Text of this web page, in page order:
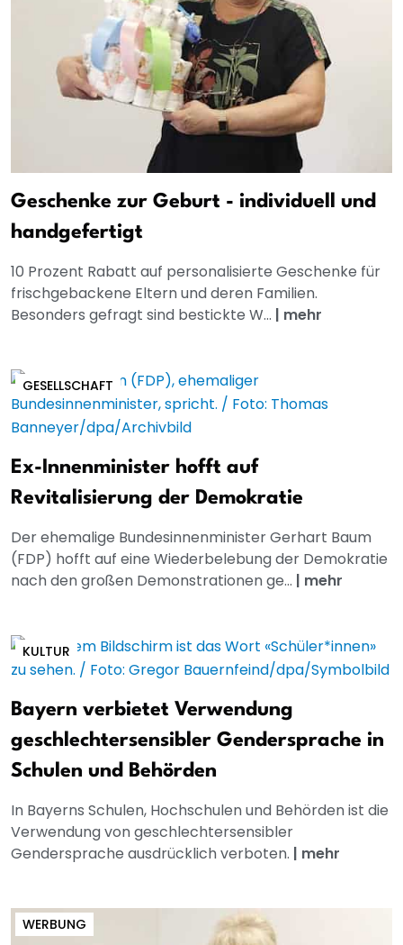
Geschenke zur Geburt - individuell und
handgefertigt
10 Prozent Rabatt auf personalisierte Geschenke für
frischgebackene Eltern und deren Familien.
Besonders gefragt sind bestickte W... | mehr
GESELLSCHAFT
Ex-Innenminister hofft auf
Revitalisierung der Demokratie
Der ehemalige Bundesinnenminister Gerhart Baum
(FDP) hofft auf eine Wiederbelebung der Demokratie
nach den großen Demonstrationen ge... | mehr
KULTUR
Bayern verbietet Verwendung
geschlechtersensibler Gendersprache in
Schulen und Behörden
In Bayerns Schulen, Hochschulen und Behörden ist die
Verwendung von geschlechtersensibler
Gendersprache ausdrücklich verboten. | mehr
WERBUNG